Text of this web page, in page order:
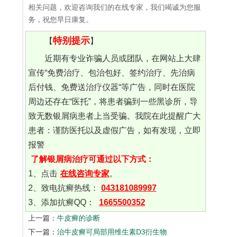
相关问题，欢迎咨询我们的在线专家，我们竭诚为您服
务，祝您早日康复。
【特别提示】
近期有专业诈骗人员或团队，在网站上大肆
宣传“免费治疗、包治包好、签约治疗、先治病
后付钱、免费送治疗仪器“等广告，同时在医院
周边还存在“医托”，将患者骗到一些黑诊所，导
致无数银屑病患者上当受骗。我院在此提醒广大
患者：谨防医托以及虚假广告，如有发现，立即
报警
了解银屑病治疗可通过以下方式：
1、点击 在线咨询专家。
2、致电抗癣热线：
043181089997
3、添加抗癣QQ：
1665500352
上一篇： 牛皮癣的诊断
下一篇： 治牛皮癣可局部用维生素D3衍生物